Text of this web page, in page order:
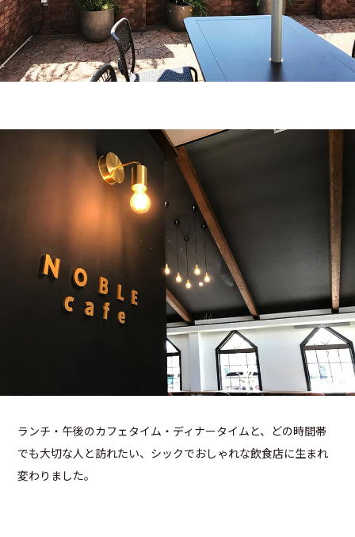
ランチ・午後のカフェタイム・ディナータイムと、どの時間帯
でも大切な人と訪れたい、シックでおしゃれな飲食店に生まれ
変わりました。